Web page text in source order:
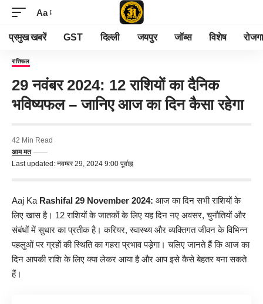
Aa
प्रमुख खबरें GST दिल्ली जयपुर जॉब्स विशेष
राशिफल
29 नवंबर 2024: 12 राशियों का दैनिक
भविष्यफल – जानिए आज का दिन कैसा रहेगा
Last updated: नवम्बर 29, 2024 9:00 पूर्वाह्न
आम मत
42 Min Read
Aaj Ka Rashifal 29 November 2024: आज का दिन सभी राशियों के
लिए खास है। 12 राशियों के जातकों के लिए यह दिन नए अवसर, चुनौतियों और
संबंधों में सुधार का प्रतीक है। करियर, स्वास्थ्य और व्यक्तिगत जीवन के विभिन्न
पहलुओं पर ग्रहों की स्थिति का गहरा प्रभाव पड़ेगा। चलिए जानते हैं कि आज का
दिन आपकी राशि के लिए क्या लेकर आया है और आप इसे कैसे बेहतर बना सकते
हैं।